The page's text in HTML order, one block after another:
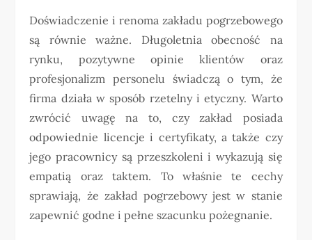
Doświadczenie i renoma zakładu pogrzebowego
są równie ważne. Długoletnia obecność na
rynku, pozytywne opinie klientów oraz
profesjonalizm personelu świadczą o tym, że
firma działa w sposób rzetelny i etyczny. Warto
zwrócić uwagę na to, czy zakład posiada
odpowiednie licencje i certyfikaty, a także czy
jego pracownicy są przeszkoleni i wykazują się
empatią oraz taktem. To właśnie te cechy
sprawiają, że zakład pogrzebowy jest w stanie
zapewnić godne i pełne szacunku pożegnanie.